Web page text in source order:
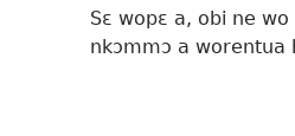
Sɛ wopɛ a, obi ne
nkɔmmɔ a worentua